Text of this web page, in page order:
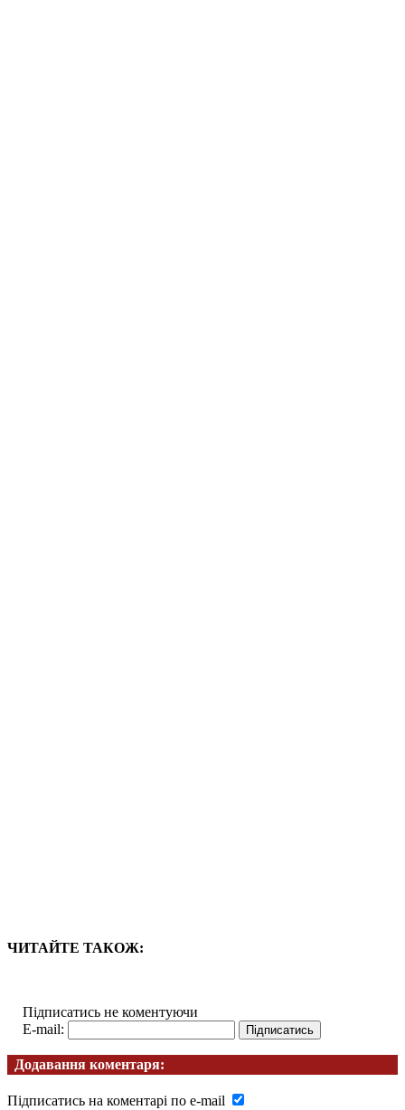
ЧИТАЙТЕ ТАКОЖ:
Підписатись не коментуючи
E-mail:
Додавання коментаря:
Підписатись на коментарі по e-mail